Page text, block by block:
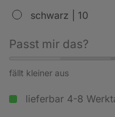
schwarz | 10
Passt mir das?
fällt kleiner aus
lieferbar 4-8